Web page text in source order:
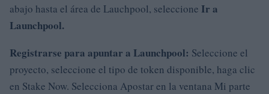
abajo hasta el área de Lauchpool, seleccione Ir a
Launchpool.
Registrarse para apuntar a Launchpool: Seleccione el
proyecto, seleccione el tipo de token disponible, haga clic
en Stake Now. Selecciona Apostar en la ventana Mi parte